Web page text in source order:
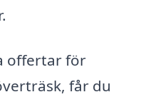
offertar för
får du